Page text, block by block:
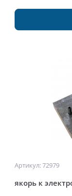
Артикул: 72979
якорь к